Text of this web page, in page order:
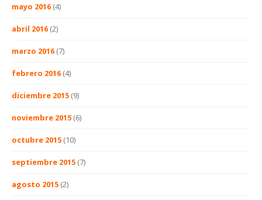
mayo 2016 (4)
abril 2016 (2)
marzo 2016 (7)
febrero 2016 (4)
diciembre 2015 (9)
noviembre 2015 (6)
octubre 2015 (10)
septiembre 2015 (7)
agosto 2015 (2)